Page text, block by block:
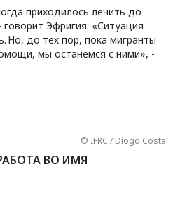
приходилось лечить до
Эфригия. «Ситуация
Но, до тех пор, пока мигранты
мы останемся с ними», -
© IFRC / Diogo Costa
ВО ИМЯ